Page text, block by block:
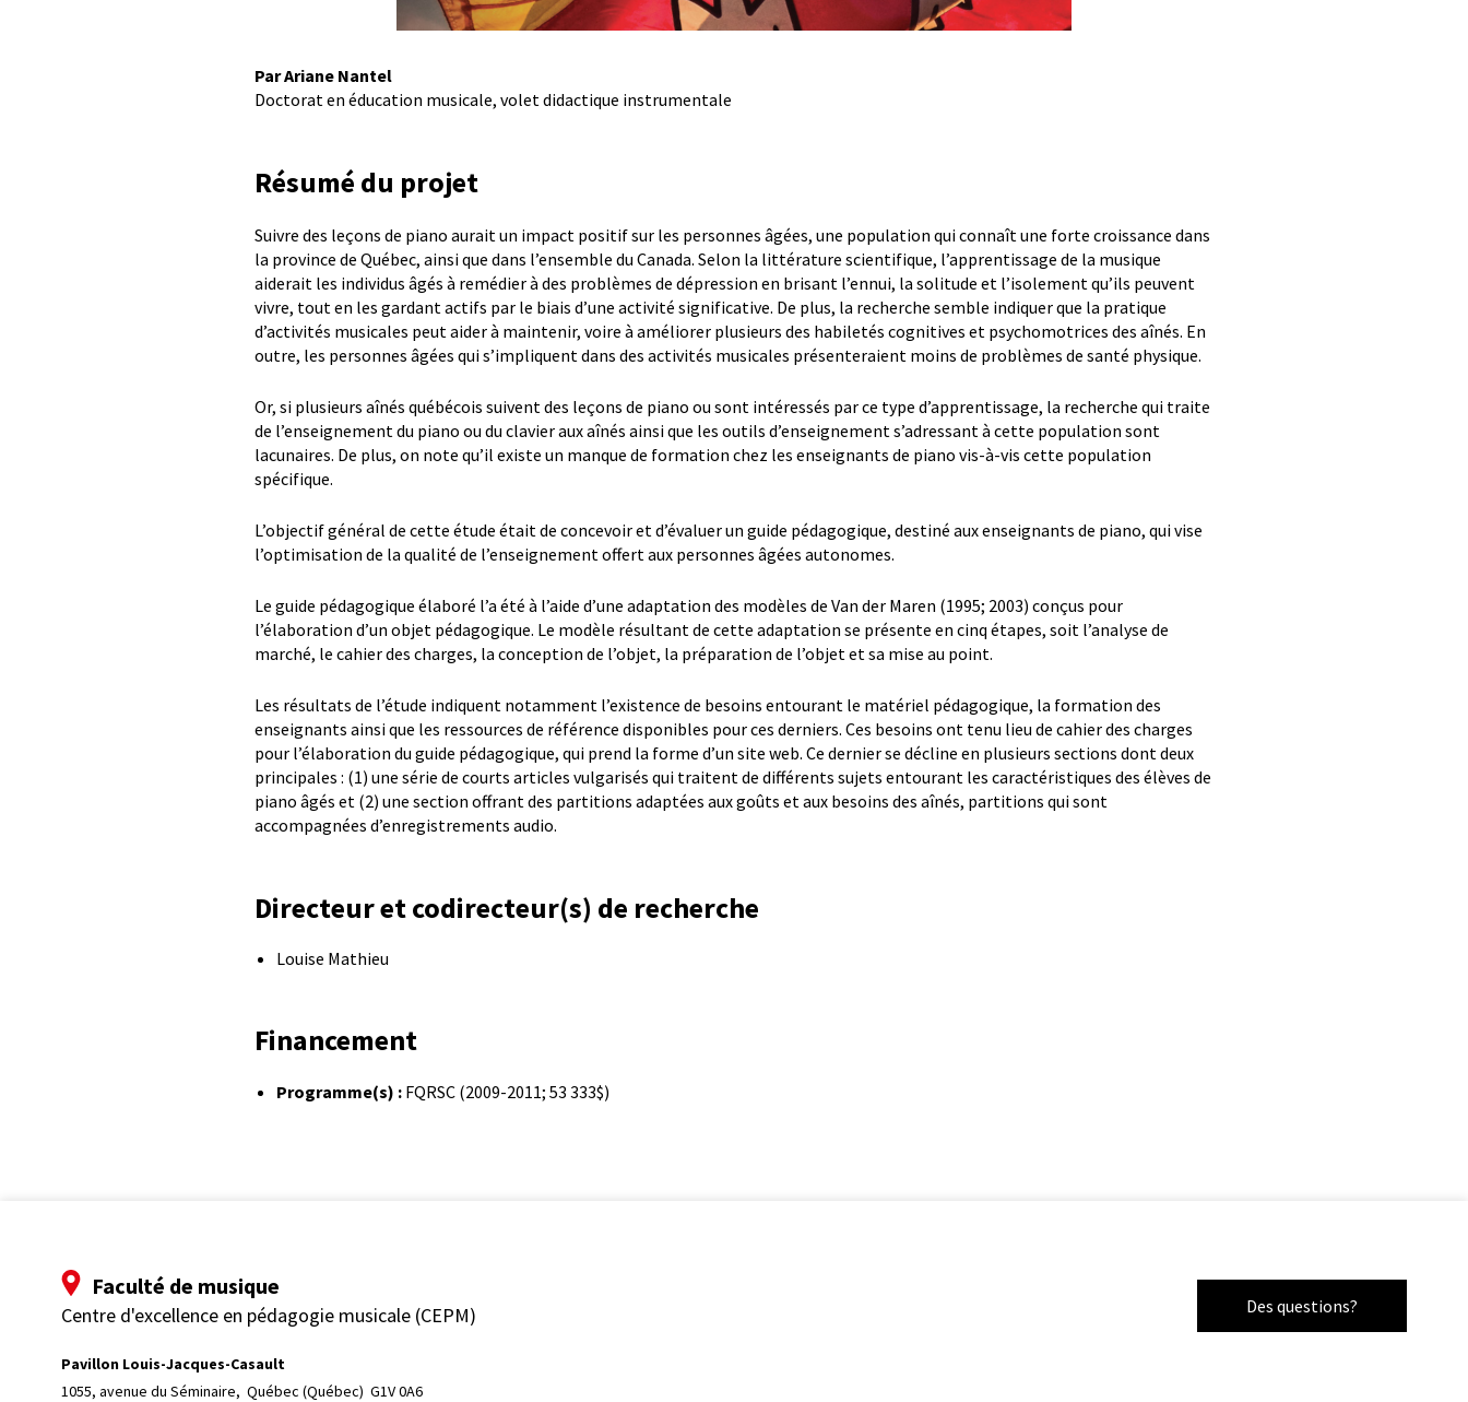
Par Ariane Nantel
Doctorat en éducation musicale, volet didactique instrumentale
Résumé du projet
Suivre des leçons de piano aurait un impact positif sur les personnes âgées, une population qui connaît une forte croissance dans
la province de Québec, ainsi que dans l’ensemble du Canada. Selon la littérature scientifique, l’apprentissage de la musique
aiderait les individus âgés à remédier à des problèmes de dépression en brisant l’ennui, la solitude et l’isolement qu’ils peuvent
vivre, tout en les gardant actifs par le biais d’une activité significative. De plus, la recherche semble indiquer que la pratique
d’activités musicales peut aider à maintenir, voire à améliorer plusieurs des habiletés cognitives et psychomotrices des aînés. En
outre, les personnes âgées qui s’impliquent dans des activités musicales présenteraient moins de problèmes de santé physique.
Or, si plusieurs aînés québécois suivent des leçons de piano ou sont intéressés par ce type d’apprentissage, la recherche qui traite
de l’enseignement du piano ou du clavier aux aînés ainsi que les outils d’enseignement s’adressant à cette population sont
lacunaires. De plus, on note qu’il existe un manque de formation chez les enseignants de piano vis-à-vis cette population
spécifique.
L’objectif général de cette étude était de concevoir et d’évaluer un guide pédagogique, destiné aux enseignants de piano, qui vise
l’optimisation de la qualité de l’enseignement offert aux personnes âgées autonomes.
Le guide pédagogique élaboré l’a été à l’aide d’une adaptation des modèles de Van der Maren (1995; 2003) conçus pour
l’élaboration d’un objet pédagogique. Le modèle résultant de cette adaptation se présente en cinq étapes, soit l’analyse de
marché, le cahier des charges, la conception de l’objet, la préparation de l’objet et sa mise au point.
Les résultats de l’étude indiquent notamment l’existence de besoins entourant le matériel pédagogique, la formation des
enseignants ainsi que les ressources de référence disponibles pour ces derniers. Ces besoins ont tenu lieu de cahier des charges
pour l’élaboration du guide pédagogique, qui prend la forme d’un site web. Ce dernier se décline en plusieurs sections dont deux
principales : (1) une série de courts articles vulgarisés qui traitent de différents sujets entourant les caractéristiques des élèves de
piano âgés et (2) une section offrant des partitions adaptées aux goûts et aux besoins des aînés, partitions qui sont
accompagnées d’enregistrements audio.
Directeur et codirecteur(s) de recherche
Louise Mathieu
Financement
Programme(s) : FQRSC (2009-2011; 53 333$)
Faculté de musique
Centre d'excellence en pédagogie musicale (CEPM)
Pavillon Louis-Jacques-Casault
1055, avenue du Séminaire, Québec (Québec)  G1V 0A6
Des questions?